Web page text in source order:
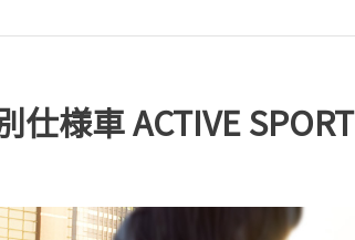
仕様車 ACTIVE SPORT